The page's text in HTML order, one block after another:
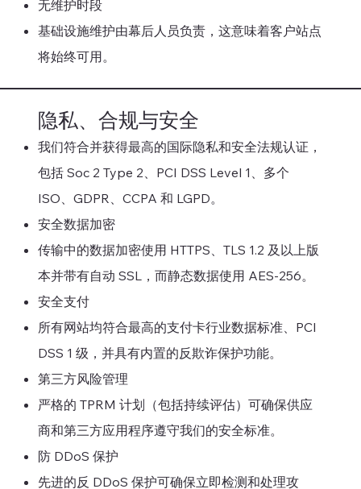
无维护时段
基础设施维护由幕后人员负责，这意味着客户站点
将始终可用。
隐私、合规与安全
我们符合并获得最高的国际隐私和安全法规认证，
包括 Soc 2 Type 2、PCI DSS Level 1、多个
ISO、GDPR、CCPA 和 LGPD。
安全数据加密
传输中的数据加密使用 HTTPS、TLS 1.2 及以上版
本并带有自动 SSL，而静态数据使用 AES-256。
安全支付
所有网站均符合最高的支付卡行业数据标准、PCI
DSS 1 级，并具有内置的反欺诈保护功能。
第三方风险管理
严格的 TPRM 计划（包括持续评估）可确保供应
商和第三方应用程序遵守我们的安全标准。
防 DDoS 保护
先进的反 DDoS 保护可确保立即检测和处理攻